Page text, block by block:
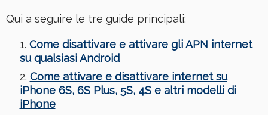
Qui a seguire le tre guide principali:
Come disattivare e attivare gli APN internet
su qualsiasi Android
Come attivare e disattivare internet su
iPhone 6S, 6S Plus, 5S, 4S e altri modelli di
iPhone